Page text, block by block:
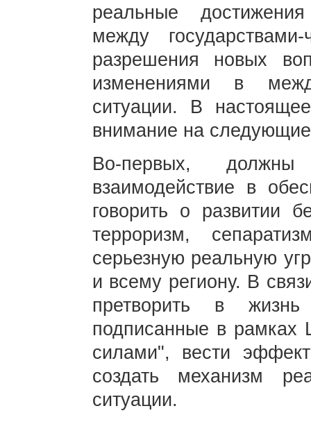
реальные
между
разрешения новых
изменениями в
ситуации. В
внимание на
Во-первых,
взаимодействие в
говорить о развитии
терроризм,
серьезную реальную
и всему региону. В
претворить в
подписанные в
силами", вести
создать механизм
ситуации.